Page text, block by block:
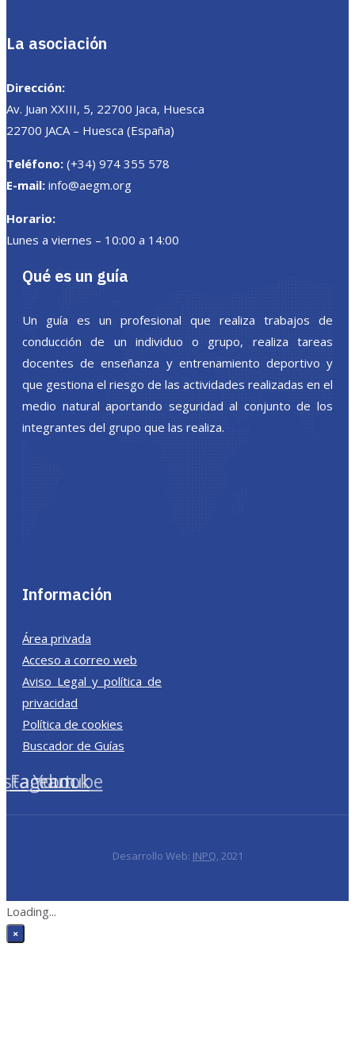
La asociación
Dirección:
Av. Juan XXIII, 5, 22700 Jaca, Huesca
22700 JACA – Huesca (España)
Teléfono: (+34) 974 355 578
E-mail: info@aegm.org
Horario:
Lunes a viernes – 10:00 a 14:00
Qué es un guía
Un guía es un profesional que realiza trabajos de
conducción de un individuo o grupo, realiza tareas
docentes de enseñanza y entrenamiento deportivo y
que gestiona el riesgo de las actividades realizadas en el
medio natural aportando seguridad al conjunto de los
integrantes del grupo que las realiza.
Información
Área privada
Acceso a correo web
Aviso Legal y política de
privacidad
Política de cookies
Buscador de Guías
Facebook
Youtube
Desarrollo Web: INPQ, 2021
Loading...
×